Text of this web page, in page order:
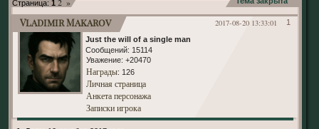
Страница: 1
1
2017-08-20 13:33:01
Vladimir Makarov
Just the will of a single man
Сообщений: 15114
Уважение: +20470
Награды: 126
Личная страница
Анкета персонажа
Записки игрока